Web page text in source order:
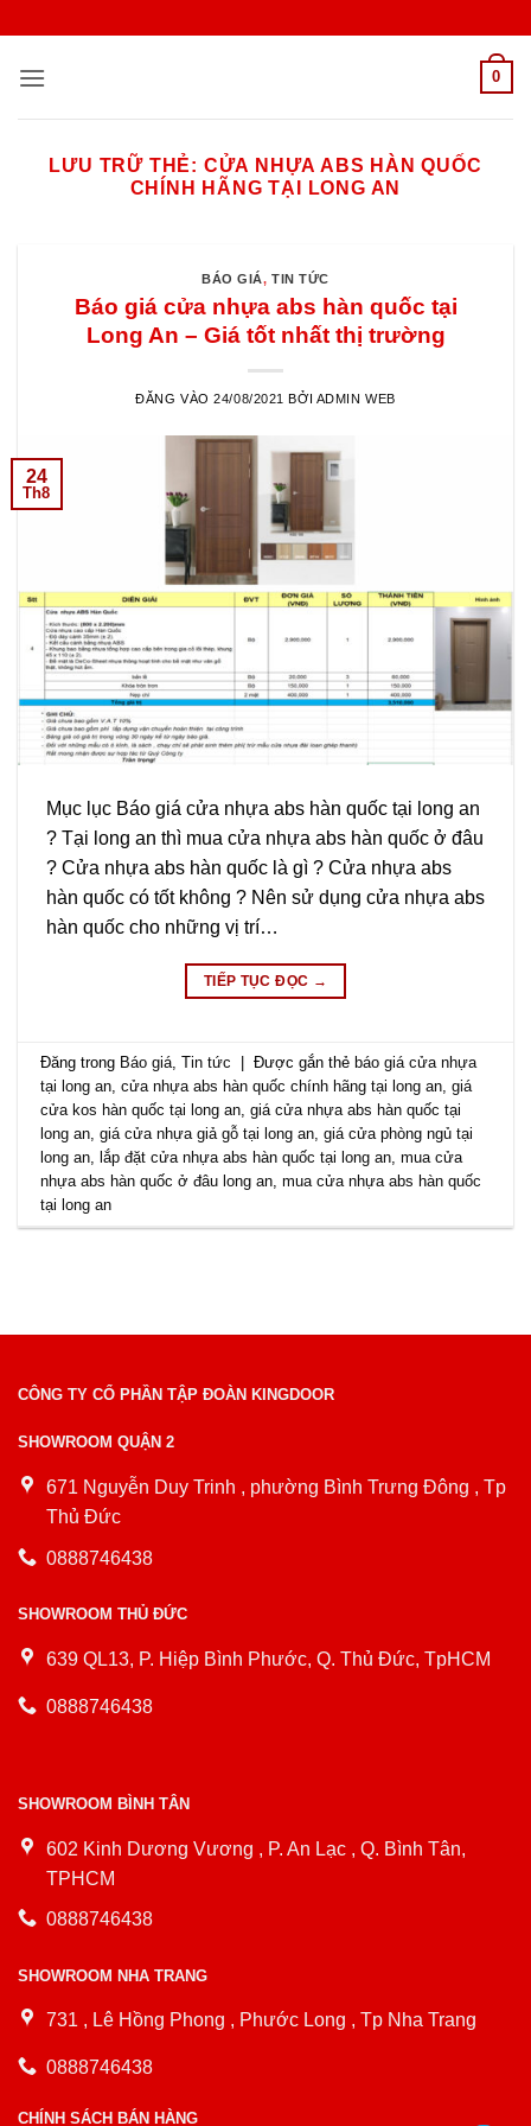
nội
0
LƯU TRỮ THẺ: CỬA NHỰA ABS HÀN QUỐC
CHÍNH HÃNG TẠI LONG AN
BÁO GIÁ,TIN TỨC
Báo giá cửa nhựa abs hàn quốc tại
Long An – Giá tốt nhất thị trường
ĐĂNG VÀO24/08/2021 BỞI ADMIN WEB
24
Th8
Mục lục Báo giá cửa nhựa abs hàn quốc tại long an
? Tại long an thì mua cửa nhựa abs hàn quốc ở đâu
? Cửa nhựa abs hàn quốc là gì ? Cửa nhựa abs
hàn quốc có tốt không ? Nên sử dụng cửa nhựa abs
hàn quốc cho những vị trí…
TIẾP TỤC ĐỌC →
Đăng trong Báo giá ,Tin tức | Được gắn thẻbáo giá cửa nhựa
tại long an ,cửa nhựa abs hàn quốc chính hãng tại long an ,giá
cửa kos hàn quốc tại long an ,giá cửa nhựa abs hàn quốc tại
long an ,giá cửa nhựa giả gỗ tại long an ,giá cửa phòng ngủ tại
long an ,lắp đặt cửa nhựa abs hàn quốc tại long an ,mua cửa
nhựa abs hàn quốc ở đâu long an ,mua cửa nhựa abs hàn quốc
tại long an
CÔNG TY CỔ PHẦN TẬP ĐOÀN KINGDOOR
SHOWROOM QUẬN 2
671 Nguyễn Duy Trinh , phường Bình Trưng Đông , Tp
Thủ Đức
0888746438
SHOWROOM THỦ ĐỨC
639 QL13, P. Hiệp Bình Phước, Q. Thủ Đức, TpHCM
0888746438
SHOWROOM BÌNH TÂN
602 Kinh Dương Vương , P. An Lạc , Q. Bình Tân,
TPHCM
0888746438
SHOWROOM NHA TRANG
731 , Lê Hồng Phong , Phước Long , Tp Nha Trang
0888746438
CHÍNH SÁCH BÁN HÀNG